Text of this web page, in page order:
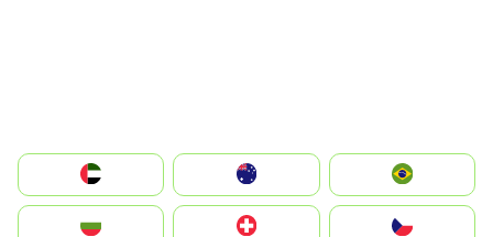
الإمارات العربية المتحدة
Switzerland